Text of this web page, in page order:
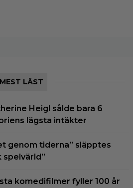
MEST LÄST
Heigl sålde bara 6
lägsta intäkter
genom tiderna” släpptes
spelvärld”
komedifilmer fyller 100 år